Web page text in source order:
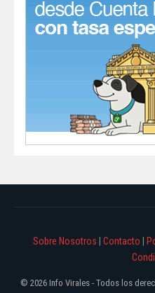
Sobre Nosotros Contacto
© 2026 Info Virales - Todos los